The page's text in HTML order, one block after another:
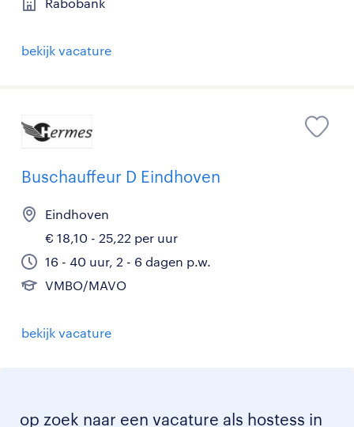
bekijk vacature
Buschauffeur D Eindhoven
Eindhoven
€ 18,10 - 25,22 per uur
16 - 40 uur, 2 - 6 dagen p.w.
VMBO/MAVO
bekijk vacature
op zoek naar een vacature als hostess in